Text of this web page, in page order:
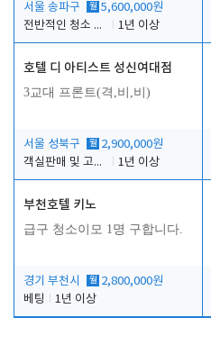
서울 송파구 월 5,600,000원
전반적인 청소 업무(객실청소.객실정리)
1년 이상
호텔 디 아티스트 성신여대점
3교대 프론트(격,비,비)
서울 성북구 월 2,900,000원
객실판매 및 고객응대
1년 이상
부천호텔 키노
급구 청소이모 1명 구합니다.
경기 부천시 월 2,800,000원
베팅
1년 이상